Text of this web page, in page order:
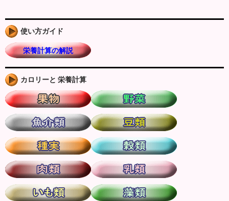
使い方ガイド
栄養計算の解説
カロリーと 栄養計算